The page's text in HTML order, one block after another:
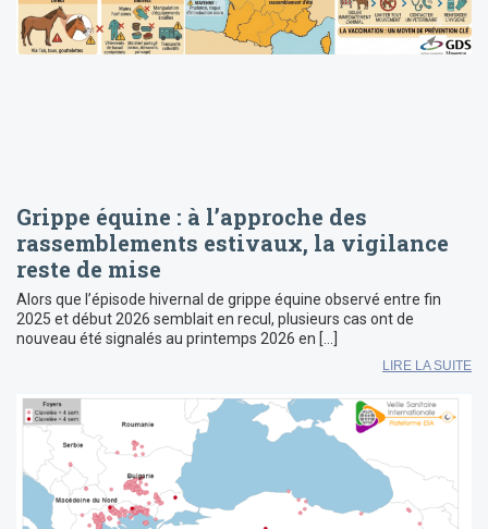
Grippe équine : à l’approche des
rassemblements estivaux, la vigilance
reste de mise
Alors que l’épisode hivernal de grippe équine observé entre fin
2025 et début 2026 semblait en recul, plusieurs cas ont de
nouveau été signalés au printemps 2026 en […]
LIRE LA SUITE